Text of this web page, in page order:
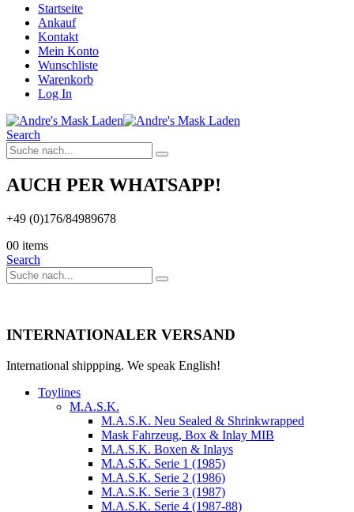
Startseite
Ankauf
Kontakt
Mein Konto
Wunschliste
Warenkorb
Log In
Search
AUCH PER WHATSAPP!
+49 (0)176/84989678
00 items
Search
INTERNATIONALER VERSAND
International shippping. We speak English!
Toylines
M.A.S.K.
M.A.S.K. Neu Sealed & Shrinkwrapped
Mask Fahrzeug, Box & Inlay MIB
M.A.S.K. Boxen & Inlays
M.A.S.K. Serie 1 (1985)
M.A.S.K. Serie 2 (1986)
M.A.S.K. Serie 3 (1987)
M.A.S.K. Serie 4 (1987-88)